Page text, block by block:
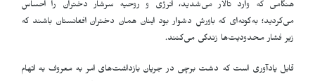
هنگامی که وارد تالار می‌شدید، انرژی و روحیه سرشار دختران را احساس
می‌کردید؛ به‌گونه‌ای که باورش دشوار بود اینان همان دختران افغانستان باشند که
زیر فشار محدودیت‌ها زندگی می‌کنند.
قابل یادآوری است که دشت برچی در جریان بازداشت‌های امر به معروف به اتهام